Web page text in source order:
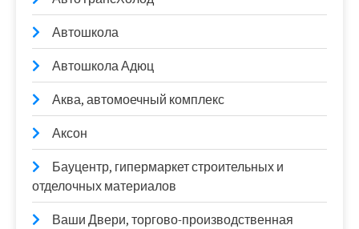
Автошкола
Автошкола Адюц
Аква, автомоечный комплекс
Аксон
Бауцентр, гипермаркет строительных и
отделочных материалов
Ваши Двери, торгово-производственная